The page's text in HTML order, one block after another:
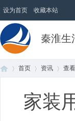
设为首页 收藏本站
秦淮生
首页
›
资讯 查
家装